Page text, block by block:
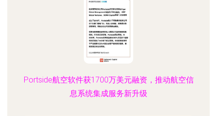
Portside航空软件获1700万美元融资，推动航空信
息系统集成服务新升级